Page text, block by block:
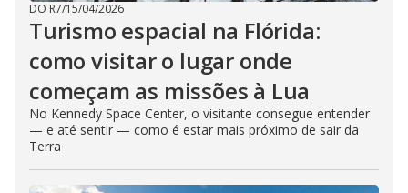
DO R7/15/04/2026
Turismo espacial na Flórida:
como visitar o lugar onde
começam as missões à Lua
No Kennedy Space Center, o visitante consegue entender
— e até sentir — como é estar mais próximo de sair da
Terra